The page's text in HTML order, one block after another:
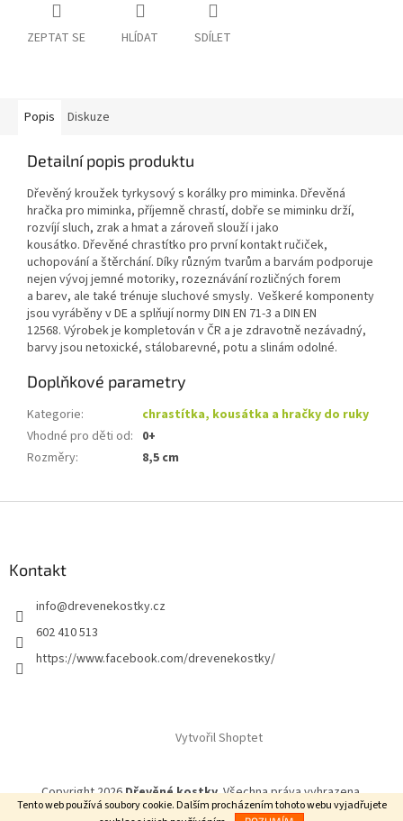
Tento web používá soubory cookie. Dalším procházením tohoto webu vyjadřujete
ZEPTAT SE HLÍDAT SDÍLET
Popis Diskuze
Detailní popis produktu
Dřevěný kroužek tyrkysový s korálky pro miminka. Dřevěná
hračka pro miminka, příjemně chrastí, dobře se miminku drží,
rozvíjí sluch, zrak a hmat a zároveň slouží i jako
kousátko. Dřevěné chrastítko pro první kontakt ručiček,
uchopování a štěrchání. Díky různým tvarům a barvám podporuje
nejen vývoj jemné motoriky, rozeznávání rozličných forem
a barev, ale také trénuje sluchové smysly. Veškeré komponenty
jsou vyráběny v DE a splňují normy DIN EN 71-3 a DIN EN
12568. Výrobek je kompletován v ČR a je zdravotně nezávadný,
barvy jsou netoxické, stálobarevné, potu a slinám odolné.
Doplňkové parametry
Kategorie:
chrastítka, kousátka a hračky do ruky
Vhodné pro děti od: 0+
Rozměry: 8,5 cm
Kontakt
info@drevenekostky.cz
602 410 513
https://www.facebook.com/drevenekostky/
Vytvořil Shoptet
Copyright 2026Dřevěné kostky. Všechna práva vyhrazena.